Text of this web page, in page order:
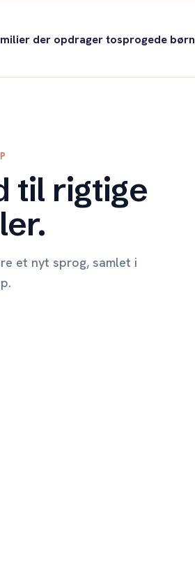
der opdrager tosprogede børn
til rigtige
et nyt sprog, samlet i